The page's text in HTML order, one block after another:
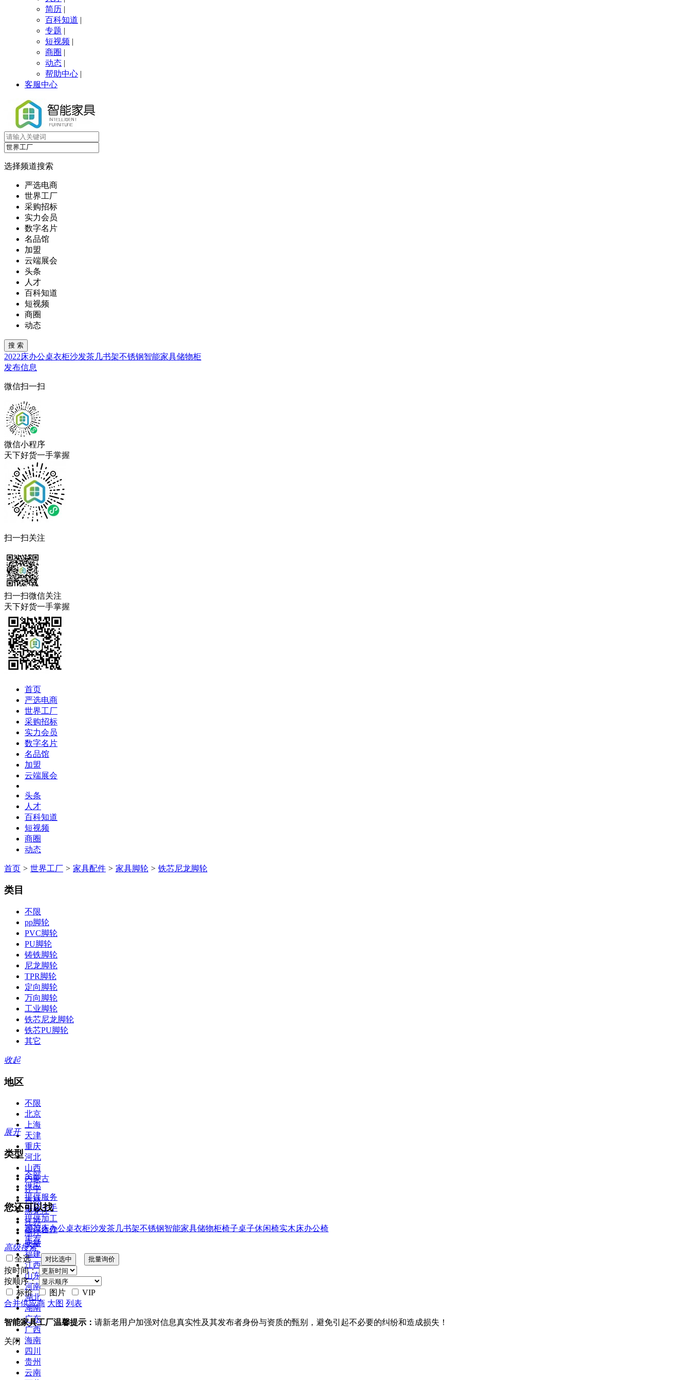
简历 |
百科知道 |
专题 |
短视频 |
商圈 |
动态 |
帮助中心 |
客服中心
选择频道搜索
严选电商
世界工厂
采购招标
实力会员
数字名片
名品馆
加盟
云端展会
头条
人才
百科知道
短视频
商圈
动态
2022床办公桌衣柜沙发茶几书架不锈钢智能家具储物柜
发布信息
微信扫一扫
微信小程序
天下好货一手掌握
扫一扫关注
扫一扫微信关注
天下好货一手掌握
首页
严选电商
世界工厂
采购招标
实力会员
数字名片
名品馆
加盟
云端展会
头条
人才
百科知道
短视频
商圈
动态
首页 > 世界工厂 > 家具配件 > 家具脚轮 > 铁芯尼龙脚轮
类目
不限
pp脚轮
PVC脚轮
PU脚轮
铸铁脚轮
尼龙脚轮
TPR脚轮
定向脚轮
万向脚轮
工业脚轮
铁芯尼龙脚轮
铁芯PU脚轮
其它
收起
地区
不限
北京
上海
天津
重庆
河北
山西
内蒙古
辽宁
吉林
黑龙江
江苏
浙江
安徽
福建
江西
山东
河南
湖北
湖南
广东
广西
海南
四川
贵州
云南
展开
类型
全部
供应
提供服务
供应二手
提供加工
提供合作
库存
您还可以找
2022床办公桌衣柜沙发茶几书架不锈钢智能家具储物柜椅子桌子休闲椅实木床办公椅
高级搜索
全选
按时间：
按顺序：
标价
图片
VIP
合并供应商 大图 列表
智能家具工厂温馨提示： 请新老用户加强对信息真实性及其发布者身份与资质的甄别，避免引起不必要的纠纷和造成损失！
关闭